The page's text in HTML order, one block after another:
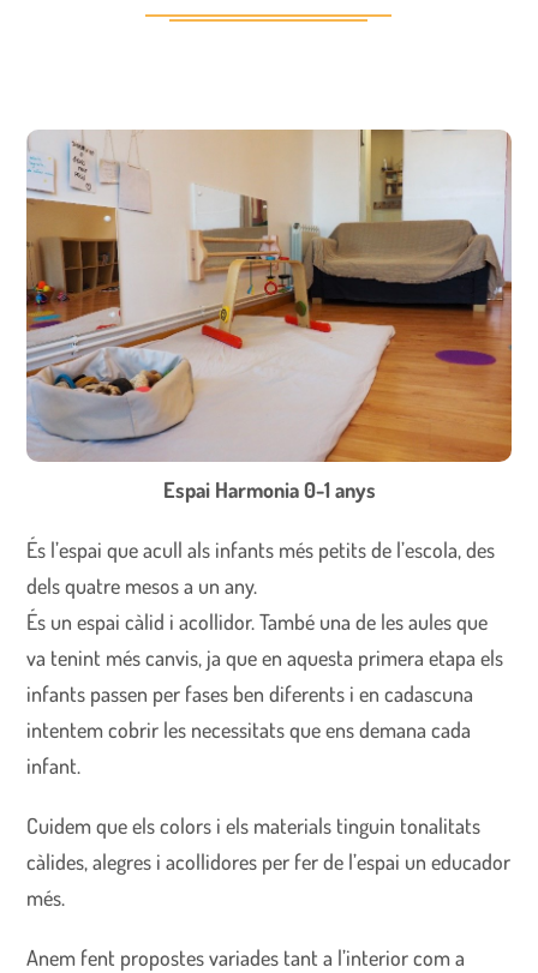
Espai Harmonia0-1 anys
És l’espai que acull als infants més petits de l’escola, des
dels quatre mesos a un any.
És un espai càlid i acollidor. També una de les aules que
va tenint més canvis, ja que en aquesta primera etapa els
infants passen per fases ben diferents i en cadascuna
intentem cobrir les necessitats que ens demana cada
infant.
Cuidem que els colors i els materials tinguin tonalitats
càlides, alegres i acollidores per fer de l’espai un educador
més.
Anem fent propostes variades tant a l’interior com a